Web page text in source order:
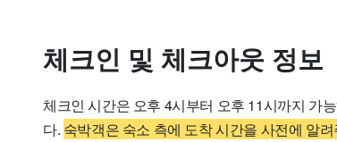
체크인 및 체크아웃 정보
체크인 시간은 오후 4시부터 오후 11시까지 가
다. 숙박객은 숙소 측에 도착 시간을 사전에 알